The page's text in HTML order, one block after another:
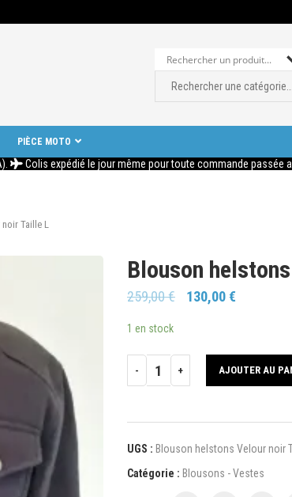
PIÈCE MOTO
Colis expédié le jour même pour toute commande passée
Taille L
Blouson
259,00€ 130,00€
1 en stock
AJOUTER AU
UGS : Blouson helstons Velour noir
Catégorie : Blousons - Vestes